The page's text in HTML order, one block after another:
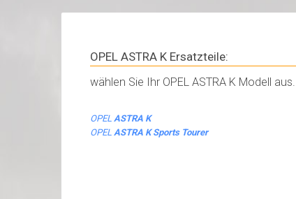
OPEL ASTRA K Ersatzteile:
wählen Sie Ihr OPEL ASTRA K Modell aus.
OPELASTRA K
OPELASTRA K Sports Tourer